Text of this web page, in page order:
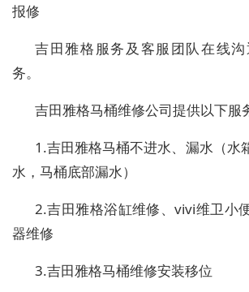
报修
吉田雅格服务及客服团队在线
务。
吉田雅格马桶维修公司提供以下服
1.吉田雅格马桶不进水、漏水（水
水，马桶底部漏水）
2.吉田雅格浴缸维修、vivi维卫小
器维修
3.吉田雅格马桶维修安装移位